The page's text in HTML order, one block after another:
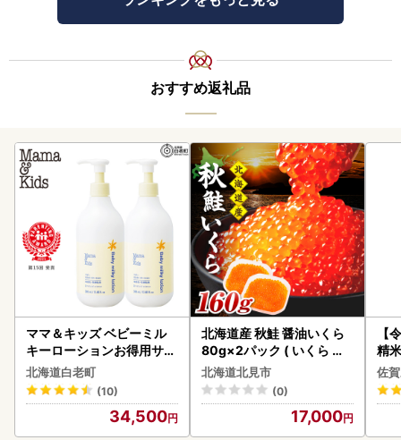
おすすめ返礼品
ママ＆キッズ ベビーミル
キーローションお得用サイ
ズ 380ml 2本セット CH21
0
北海道白老町
(10)
34,500
北海道産 秋鮭 醤油いくら
80g×2パック ( いくら イ
クラ 魚卵 鮭 サケ さけ 鮭い
くら 醤油漬け パック 北海
道産 ふるさと納税 秋鮭 )【
北海道北見市
(0)
17,000
【
精
佐